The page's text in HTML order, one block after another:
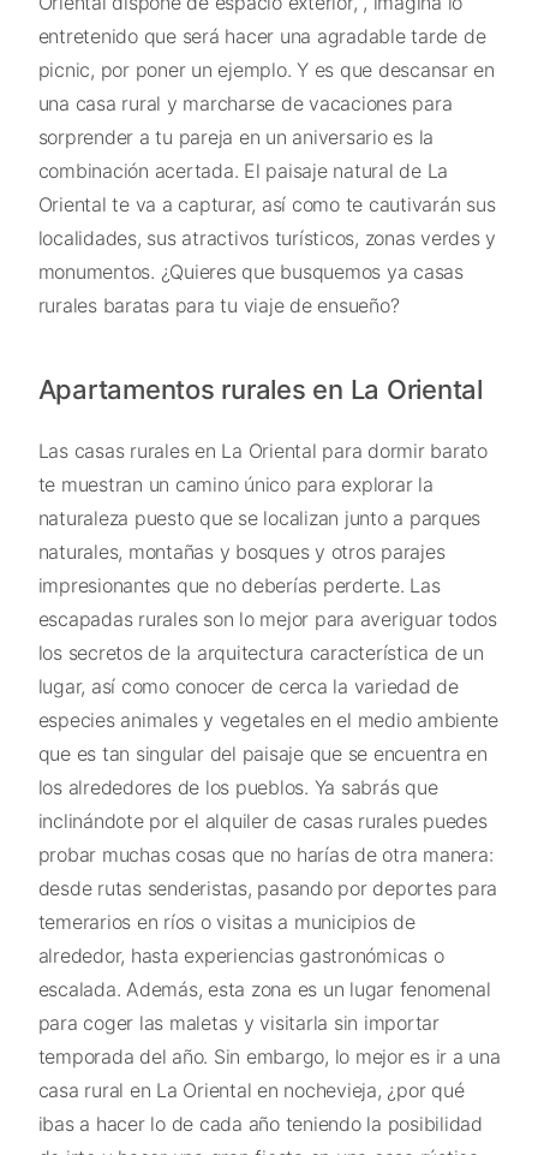
entretenido que será hacer una agradable tarde de
picnic, por poner un ejemplo. Y es que descansar en
una casa rural y marcharse de vacaciones para
sorprender a tu pareja en un aniversario es la
combinación acertada. El paisaje natural de La
Oriental te va a capturar, así como te cautivarán sus
localidades, sus atractivos turísticos, zonas verdes y
monumentos. ¿Quieres que busquemos ya casas
rurales baratas para tu viaje de ensueño?
Apartamentos rurales en La Oriental
Las casas rurales en La Oriental para dormir barato
te muestran un camino único para explorar la
naturaleza puesto que se localizan junto a parques
naturales, montañas y bosques y otros parajes
impresionantes que no deberías perderte. Las
escapadas rurales son lo mejor para averiguar todos
los secretos de la arquitectura característica de un
lugar, así como conocer de cerca la variedad de
especies animales y vegetales en el medio ambiente
que es tan singular del paisaje que se encuentra en
los alrededores de los pueblos. Ya sabrás que
inclinándote por el alquiler de casas rurales puedes
probar muchas cosas que no harías de otra manera:
desde rutas senderistas, pasando por deportes para
temerarios en ríos o visitas a municipios de
alrededor, hasta experiencias gastronómicas o
escalada. Además, esta zona es un lugar fenomenal
para coger las maletas y visitarla sin importar
temporada del año. Sin embargo, lo mejor es ir a una
casa rural en La Oriental en nochevieja, ¿por qué
ibas a hacer lo de cada año teniendo la posibilidad